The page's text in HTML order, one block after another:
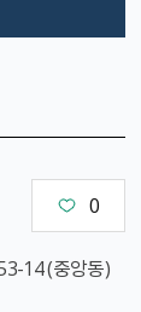
0
14 (중앙동)